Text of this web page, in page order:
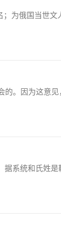
为俄国当世文
。因为这意见
系统和氏姓是